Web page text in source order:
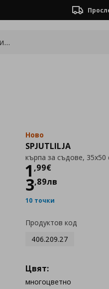
Ново
SPJUTLILJA
кърпа за съдове, 35x50
1 ,99€
Цена
3,89лв
10 точки
Продуктов код
406.209.27
Цвят:
многоцветно